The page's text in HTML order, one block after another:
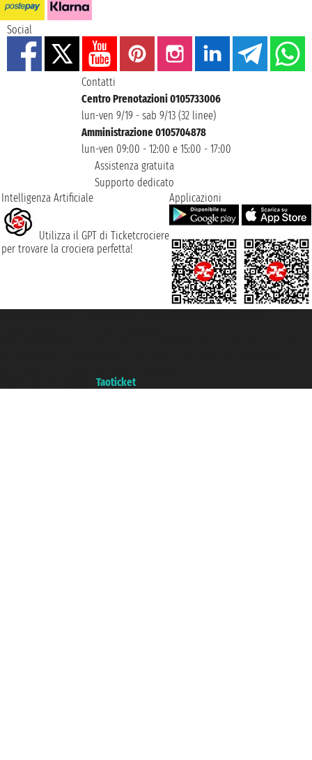
Social
Contatti
Centro Prenotazioni 0105733006
lun-ven 9/19 - sab 9/13 (32 linee)
Amministrazione 0105704878
lun-ven 09:00 - 12:00 e 15:00 - 17:00
Assistenza gratuita
Supporto dedicato
Intelligenza Artificiale
Utilizza il GPT di Ticketcrociere
per trovare la crociera perfetta!
Applicazioni
Taoticket